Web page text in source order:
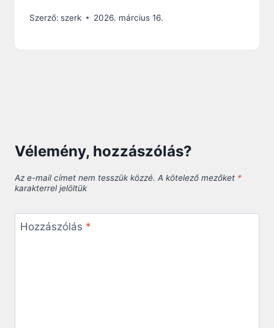
Szerző: szerk 2026. március 16.
Vélemény, hozzászólás?
Az e-mail címet nem tesszük közzé. A kötelező mezőket *
karakterrel jelöltük
Hozzászólás *